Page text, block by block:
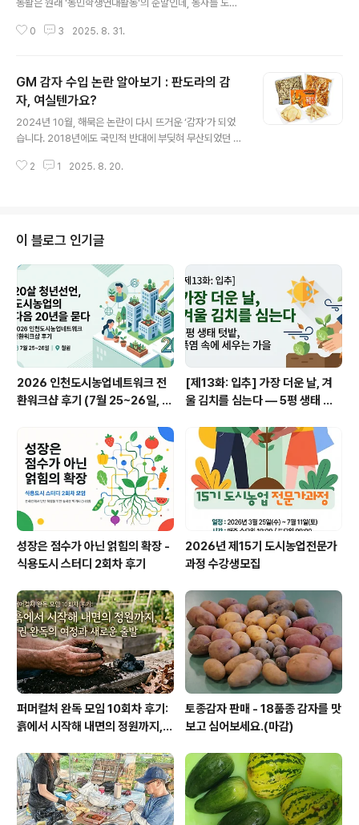
농활은 원래 '농민학생연대활동'의 준말인데, 농사를 도와
함께하는 연대 활동을 일컫는다. 단체는 철원군농민회와
활동을 확대하는 취지로 6월 양파 수확 시기에 맞춰 농활
에 참여했다. ( 관련글 철원농활후기 '다시 철원에..!' 읽기 h
ttps://blog.dosinong.net/57) 뜨거운 해를 온 몸으로
받으며 양파를 수확하고 다음 밭으로 이동하기 위해 모이
는 길이었다. 주차되어 있는 밭주인의 흰색 차 앞문에 손피
켓 크기의 구호전단이 붙여져 있었다. '내란세력 완전 청산!
0 3 2025. 8. 31.
GM 감자 수입 논란 알아보기 : 판도라의 감
자, 여실텐가요?
2024년 10월, 해묵은 논란이 다시 뜨거운 ‘감자’가 되었
습니다. 2018년에도 국민적 반대에 부딪혀 무산되었던 G
겁니다. 2018년에는 무슨 일이? 2018년 국정감사에서
최종 안전성 심사에서 승인을 해야 수입이 가능합니다. 그
런데 2018년 국정감사 자료에서 GM 감자 수입에 대한 환
경위해성 협의심사는 모두 ‘적합’으로 마쳤고 식약처의 승
인만 남은 상태임이 드러난 겁니다. 이 같은 사실이 알려지
자 국내 농민단체와 소비자단체의 반발이 이어졌습니다.
게다가 심플로트사의 GM 감자를 ..
2 1 2025. 8. 20.
이 블로그 인기글
2026 인천도시농업네트워크 전
환워크샵 후기 (7월 25~26일, 철
[제13화: 입추] 가장 더운 날, 겨
울 김치를 심는다 — 5평 생태 텃
성장은 점수가 아닌 얽힘의 확장 -
식용도시 스터디 2회차 후기
2026년 제15기 도시농업전문가
과정 수강생모집
퍼머컬처 완독 모임 10회차 후기:
흙에서 시작해 내면의 정원까지, 1
토종감자 판매 - 18품종 감자를 맛
보고 심어보세요.(마감)